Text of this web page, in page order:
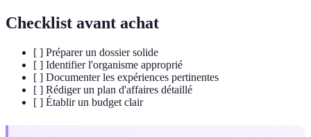
Checklist avant achat
[ ] Préparer un dossier solide
[ ] Identifier l'organisme approprié
[ ] Documenter les expériences pertinentes
[ ] Rédiger un plan d'affaires détaillé
[ ] Établir un budget clair